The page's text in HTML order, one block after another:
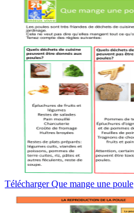
Télécharger Que mange une poule